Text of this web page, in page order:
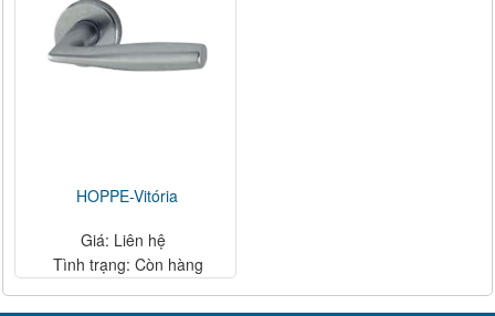
HOPPE-Vitória
Giá: Liên hệ
Tình trạng: Còn hàng